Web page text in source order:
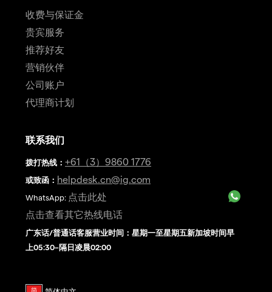
收费与保证金
贵宾服务
推荐好友
营销伙伴
公司账户
代理商计划
联系我们
拨打热线 ： +61（3）9860 1776
或致函： helpdesk.cn@ig.com
WhatsApp: 点击此处
点击查看其它热线电话
广东话/普通话客服营业时间：星期一至星期五新加坡时间早
上05:30–隔日凌晨02:00